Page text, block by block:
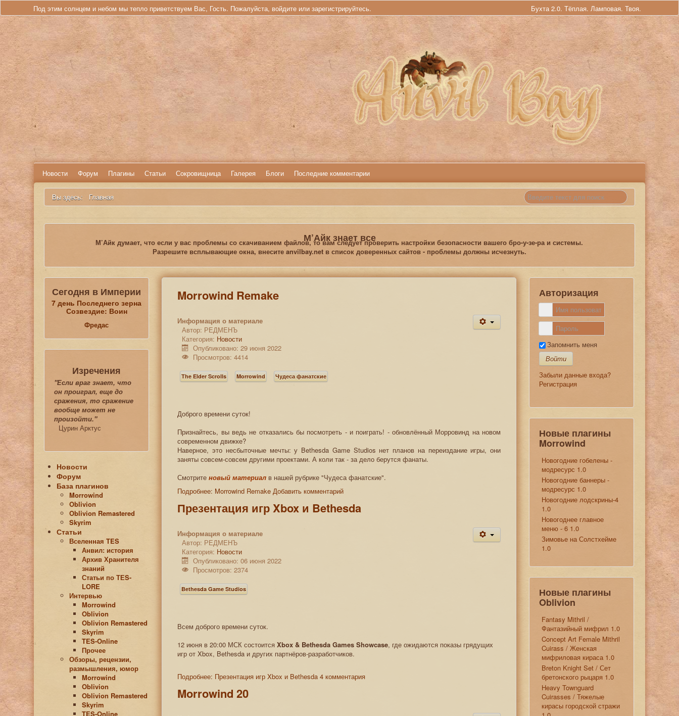
Под этим солнцем и небом мы тепло приветствуем Вас, Гость. Пожалуйста, войдите или зарегистрируйтесь. Бухта 2.0. Тёплая. Ламповая. Твоя.
Новости Форум Плагины Статьи Сокровищница Галерея Блоги Последние комментарии
Вы здесь: Главная
М’Айк знает все
М’Айк думает, что если у вас проблемы со скачиванием файлов, то вам следует проверить настройки безопасности вашего бро-у-зе-ра и системы.
Разрешите всплывающие окна, внесите anvilbay.net в список доверенных сайтов - проблемы должны исчезнуть.
Сегодня в Империи
7 день Последнего зерна
Созвездие: Воин
Фредас
Изречения
"Если враг знает, что
он проиграл, еще до
сражения, то сражение
вообще может не
произойти."
Цурин Арктус
Новости
Форум
База плагинов
Morrowind
Oblivion
Oblivion Remastered
Skyrim
Статьи
Вселенная TES
Анвил: история
Архив Хранителя
знаний
Статьи по ТЕS-
LORE
Интервью
Morrowind
Oblivion
Oblivion Remastered
Skyrim
TES-Online
Прочее
Обзоры, рецензии,
размышления, юмор
Morrowind
Oblivion
Oblivion Remastered
Skyrim
TES-Online
Morrowind Remake
Информация о материале
Автор: РЕДМЕНЪ
Категория: Новости
Опубликовано: 29 июня 2022
Просмотров: 4414
The Elder Scrolls Morrowind Чудеса фанатские
Доброго времени суток!
Признайтесь, вы ведь не отказались бы посмотреть - и поиграть! - обновлённый Морровинд на новом
современном движке?
Наверное, это несбыточные мечты: у Bethesda Game Studios нет планов на переиздание игры, они
заняты совсем-совсем другими проектами. А коли так - за дело берутся фанаты.
Смотритеновый материал в нашей рубрике "Чудеса фанатские".
Подробнее: Morrowind Remake Добавить комментарий
Презентация игр Xbox и Bethesda
Информация о материале
Автор: РЕДМЕНЪ
Категория: Новости
Опубликовано: 06 июня 2022
Просмотров: 2374
Bethesda Game Studios
Всем доброго времени суток.
12 июня в 20:00 МСК состоитсяXbox & Bethesda Games Showcase, где ожидаются показы грядущих
игр от Xbox, Bethesda и других партнёров-разработчиков.
Подробнее: Презентация игр Xbox и Bethesda 4 комментария
Morrowind 20
Авторизация
Запомнить меня
Войти
Забыли данные входа?
Регистрация
Новые плагины
Morrowind
Новогодние гобелены -
модресурс 1.0
Новогодние баннеры -
модресурс 1.0
Новогодние лодскрины-4
1.0
Новогоднее главное
меню - 6 1.0
Зимовье на Солстхейме
1.0
Новые плагины
Oblivion
Fantasy Mithril /
Фантазийный мифрил 1.0
Concept Art Female Mithril
Cuirass / Женская
мифриловая кираса 1.0
Breton Knight Set / Сет
бретонского рыцаря 1.0
Heavy Townguard
Cuirasses / Тяжелые
кирасы городской стражи